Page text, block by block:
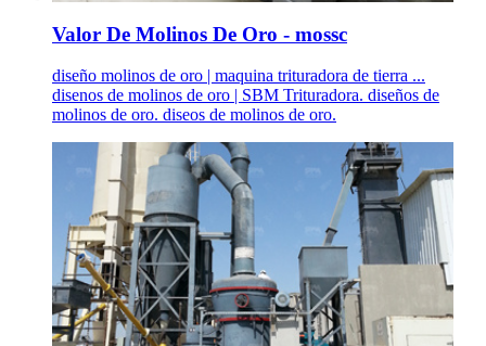
Valor De Molinos De Oro - mossc
diseño molinos de oro | maquina trituradora de tierra ...
disenos de molinos de oro | SBM Trituradora. diseños de
molinos de oro. diseos de molinos de oro.